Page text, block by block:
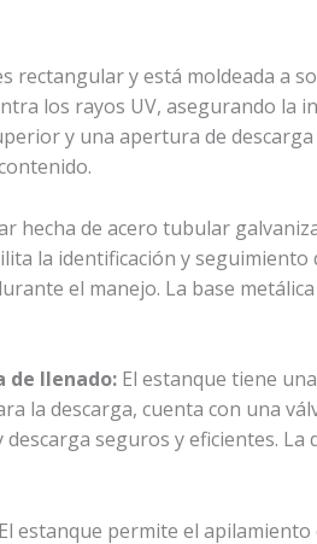
rectangular y está moldeada a
los rayos UV, asegurando la
y una apertura de
hecha de acero tubular
la identificación y
el manejo. La base
de llenado: El estanque tiene
la descarga, cuenta con una
seguros y eficientes. La
El estanque permite el